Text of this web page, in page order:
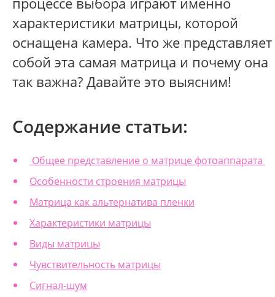
характеристики матрицы, которой
оснащена камера. Что же представляет
собой эта самая матрица и почему она
так важна? Давайте это выясним!
Содержание статьи:
Общее представление о матрице фотоаппарата
Особенности строения матрицы
Матрица как альтернатива пленки
Характеристики матрицы
Виды матрицы
Чувствительность матрицы
Сигнал-шум